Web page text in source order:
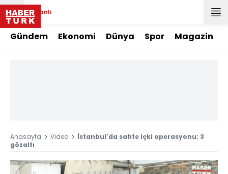
Canlı
Gündem Ekonomi Dünya Spor Magazin
Anasayfa Video
İstanbul'da sahte içki operasyonu: 3
gözaltı